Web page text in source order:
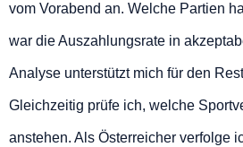
vom Vorabend an. Welche Partien
war die Auszahlungsrate in
Analyse unterstützt mich für den
Gleichzeitig prüfe ich, welche
anstehen. Als Österreicher verfolge